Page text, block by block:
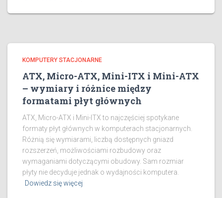
KOMPUTERY STACJONARNE
ATX, Micro-ATX, Mini-ITX i Mini-ATX
– wymiary i różnice między
formatami płyt głównych
ATX, Micro-ATX i Mini-ITX to najczęściej spotykane
formaty płyt głównych w komputerach stacjonarnych.
Różnią się wymiarami, liczbą dostępnych gniazd
rozszerzeń, możliwościami rozbudowy oraz
wymaganiami dotyczącymi obudowy. Sam rozmiar
płyty nie decyduje jednak o wydajności komputera.
Dowiedz się więcej